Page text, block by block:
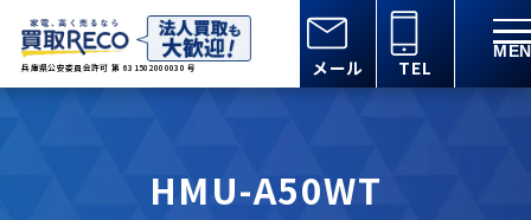
兵庫県公安委員会許可 第 631502000030 号 メール TEL
HMU-A50WT